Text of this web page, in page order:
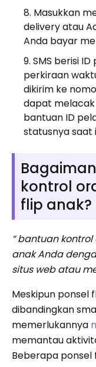
Masukkan
delivery atau
Anda bayar
SMS berisi
perkiraan
dikirim ke
dapat
bantuan ID
statusnya saat
kontrol
flip anak?
“ bantuan
anak Anda
situs web atau
Meskipun ponsel
dibandingkan
memerlukannya
memantau
Beberapa